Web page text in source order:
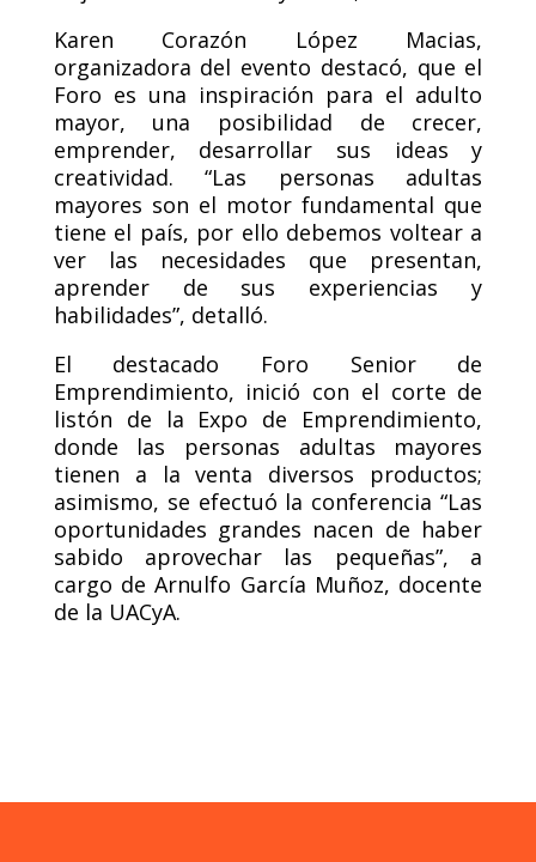
Karen Corazón López Macias,
organizadora del evento destacó, que el
Foro es una inspiración para el adulto
mayor, una posibilidad de crecer,
emprender, desarrollar sus ideas y
creatividad. “Las personas adultas
mayores son el motor fundamental que
tiene el país, por ello debemos voltear a
ver las necesidades que presentan,
aprender de sus experiencias y
habilidades”, detalló.
El destacado Foro Senior de
Emprendimiento, inició con el corte de
listón de la Expo de Emprendimiento,
donde las personas adultas mayores
tienen a la venta diversos productos;
asimismo, se efectuó la conferencia “Las
oportunidades grandes nacen de haber
sabido aprovechar las pequeñas”, a
cargo de Arnulfo García Muñoz, docente
de la UACyA.